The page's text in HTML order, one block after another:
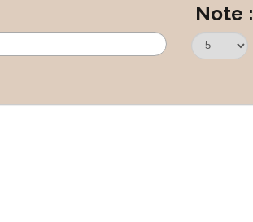
Note :